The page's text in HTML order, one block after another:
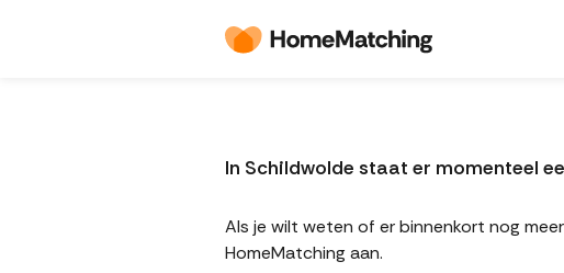
In Schildwolde staat er momenteel
Als je wilt weten of er binnenkort nog
HomeMatching aan.